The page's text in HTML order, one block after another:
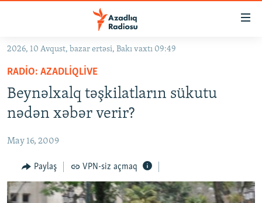
Əsas
qayıt
Əsas
naviqasiyaya
qayıt
GÜNDƏM
KORRUPSIOMETR
FƏRQƏ BAX
QANUNI DOĞRU
ARAŞDIRMA
2026, 10 Avqust, bazar ertəsi, Bakı vaxtı 09:49
RADIO: AZADLIQLIVE
Beynəlxalq təşkilatların sükutu
nədən xəbər verir?
May 16, 2009
Paylaş VPN-siz açmaq